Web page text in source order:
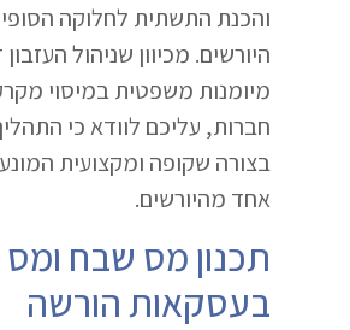
והכנת התשתית לחלוקה
היורשים. מכיוון שניהול
מיומנות משפטית במיסוי
חברות, עליכם לוודא כי
בצורה שקופה ומקצועית
אחד מהיורשים.
תכנון מס שבח
בעסקאות הורשה